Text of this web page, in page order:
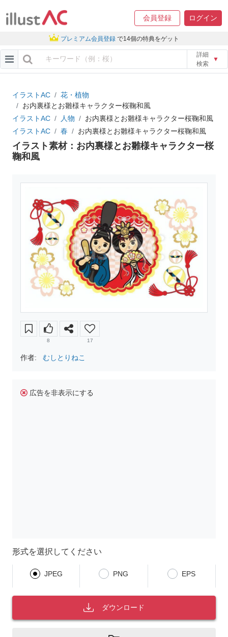
会員登録 ログイン
プレミアム会員登録 で14個の特典をゲット
詳細
検索
▼
イラストAC
花・植物
お内裏様とお雛様キャラクター桜鞠和風
イラストAC
人物
お内裏様とお雛様キャラクター桜鞠和風
イラストAC
春 お内裏様とお雛様キャラクター桜鞠和風
イラスト素材：お内裏様とお雛様キャラクター桜
鞠和風
8 17
作者: むしとりねこ
広告を非表示にする
形式を選択してください
JPEG PNG EPS
ダウンロード